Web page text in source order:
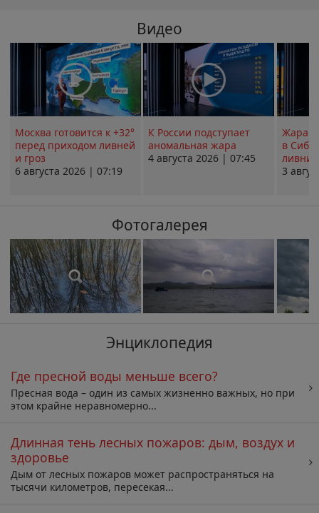
Видео
Москва готовится к +32°
перед приходом ливней
и гроз
6 августа 2026 | 07:19
К России подступает
аномальная жара
4 августа 2026 | 07:45
Жара в
в
ливни
3
Фотогалерея
Энциклопедия
Где пресной воды меньше всего?
Пресная вода – один из самых жизненно важных, но при
этом крайне неравномерно...
Длинная тень лесных пожаров: дым, воздух и
здоровье
Дым от лесных пожаров может распространяться на
тысячи километров, пересекая...